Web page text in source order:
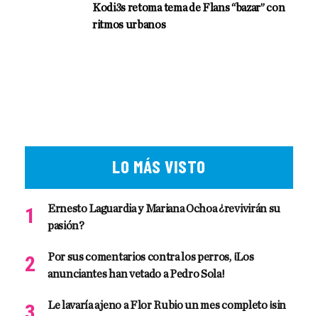
Kodi3s retoma tema de Flans “bazar” con
ritmos urbanos
LO MÁS VISTO
Ernesto Laguardia y Mariana Ochoa ¿revivirán su
pasión?
Por sus comentarios contra los perros, ¡Los
anunciantes han vetado a Pedro Sola!
Le lavaría ajeno a Flor Rubio un mes completo ¡sin